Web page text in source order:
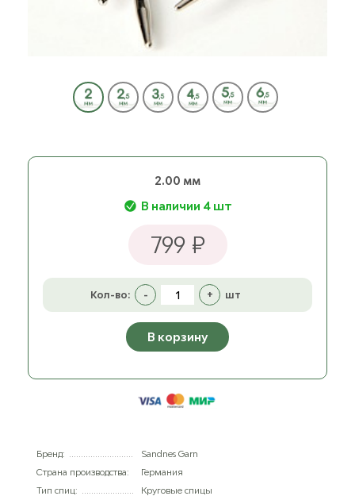
2.00 мм
В наличии 4 шт
799 ₽
Кол-во: - + шт
В корзину
Бренд:
Sandnes Garn
Страна производства:
Германия
Тип спиц:
Круговые спицы